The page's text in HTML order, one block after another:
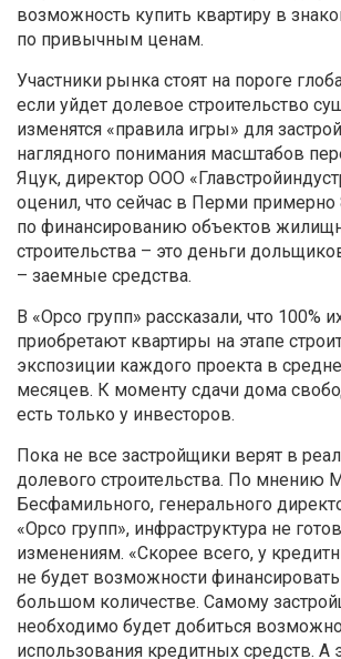
возможность купить квартиру в
по привычным ценам.
Участники рынка стоят на пороге
если уйдет долевое строительство
изменятся «правила игры» для
наглядного понимания масштабов
Яцук, директор ООО
оценил, что сейчас в Перми примерно
по финансированию объектов
строительства – это деньги
– заемные средства.
В «Орсо групп» рассказали, что 100%
приобретают квартиры на этапе
экспозиции каждого проекта в
месяцев. К моменту сдачи дома
есть только у инвесторов.
Пока не все застройщики верят в
долевого строительства. По мнению
Бесфамильного, генерального
«Орсо групп», инфраструктура не
изменениям. «Скорее всего, у
не будет возможности финансировать
большом количестве. Самому
необходимо будет добиться
использования кредитных средств. А